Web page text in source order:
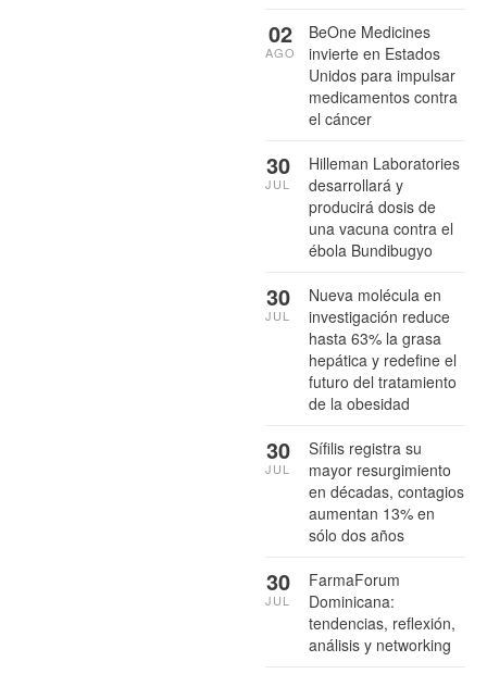
BeOne Medicines
invierte en Estados
Unidos para impulsar
medicamentos contra
el cáncer
02
AGO
Hilleman Laboratories
desarrollará y
producirá dosis de
una vacuna contra el
ébola Bundibugyo
30
JUL
Nueva molécula en
investigación reduce
hasta 63% la grasa
hepática y redefine el
futuro del tratamiento
de la obesidad
30
JUL
Sífilis registra su
mayor resurgimiento
en décadas, contagios
aumentan 13% en
sólo dos años
30
JUL
FarmaForum
Dominicana:
tendencias, reflexión,
análisis y networking
30
JUL